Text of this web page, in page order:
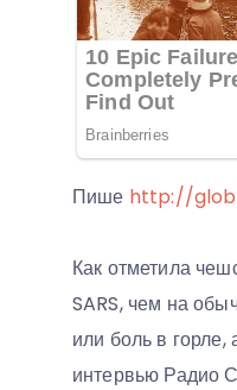
Пише http://
Как отметила
SARS, чем на
или боль в
интервью Радио